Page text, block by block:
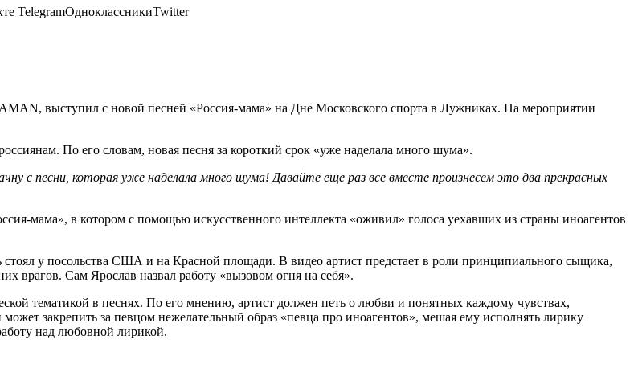
TelegramОдноклассникиTwitter
выступил с новой песней «Россия-мама» на Дне Московского спорта в Лужниках. На мероприятии
По его словам, новая песня за короткий срок «уже наделала много шума».
с песни, которая уже наделала много шума! Давайте еще раз все вместе произнесем это два прекрасных
мама», в котором с помощью искусственного интеллекта «оживил» голоса уехавших из страны иноагентов
стоял у посольства США и на Красной площади. В видео артист предстает в роли принципиального сыщика,
врагов. Сам Ярослав назвал работу «вызовом огня на себя».
тематикой в песнях. По его мнению, артист должен петь о любви и понятных каждому чувствах,
закрепить за певцом нежелательный образ «певца про иноагентов», мешая ему исполнять лирику
над любовной лирикой.